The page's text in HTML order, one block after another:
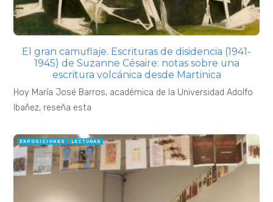
El gran camuflaje. Escrituras de disidencia (1941-
1945) de Suzanne Césaire: notas sobre una
escritura volcánica desde Martinica
Hoy María José Barros, académica de la Universidad Adolfo
Ibañez, reseña esta
EXPOSICIONES LECTURAS